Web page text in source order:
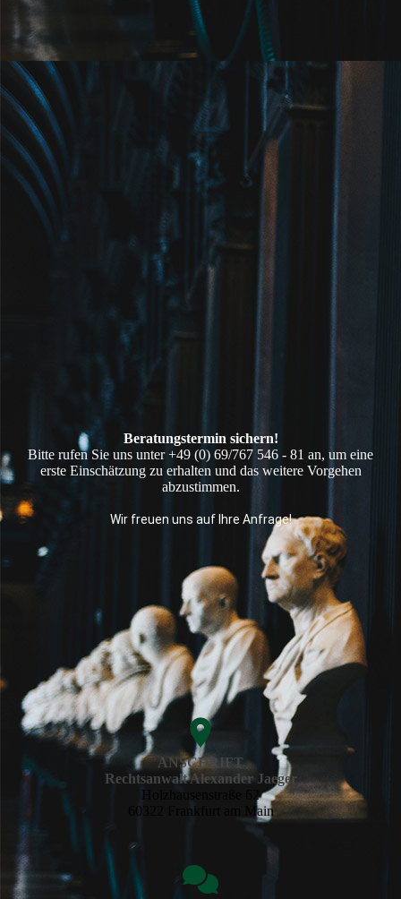
Beratungs­­termin sichern!
Bitte rufen Sie uns unter +49 (0) 69/767 546 - 81 an, um eine
erste Einschätzung zu erhalten und das weitere Vorgehen
abzustimmen.
Wir freuen uns auf Ihre Anfrage!
ANSCHRIFT
Rechtsanwalt Alexander Jaeger
Holzhausenstraße 62
60322 Frankfurt am Main